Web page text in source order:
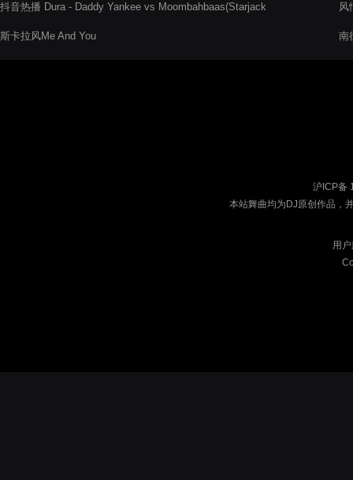
抖音热播 Dura - Daddy Yankee vs Moombahbaas(Starjack
斯卡拉风Me And You
风
南
沪ICP备
本站舞曲均为DJ原创作品，
用